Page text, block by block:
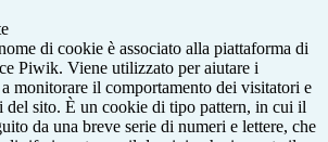
di cookie è associato alla piattaforma di
Piwik. Viene utilizzato per aiutare i
monitorare il comportamento dei visitatori e
del sito. È un cookie di tipo pattern, in cui il
da una breve serie di numeri e lettere, che